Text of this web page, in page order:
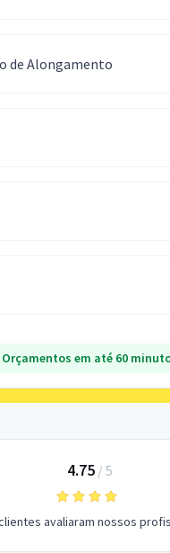
de Alongamento
Orçamentos em até 60
4.75/ 5
avaliaram nossos